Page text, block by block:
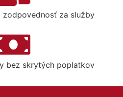
za služby
bez skrytých poplatkov